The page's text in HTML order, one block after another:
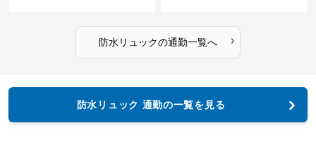
防水リュックの通勤一覧へ ›
防水リュック 通勤の一覧を見る